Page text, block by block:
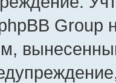
Group